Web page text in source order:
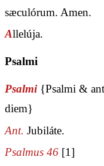
sæculórum. Amen.
Allelúja.
Psalmi
Psalmi {Psalmi &
diem}
Ant. Jubiláte.
Psalmus 46 [1]